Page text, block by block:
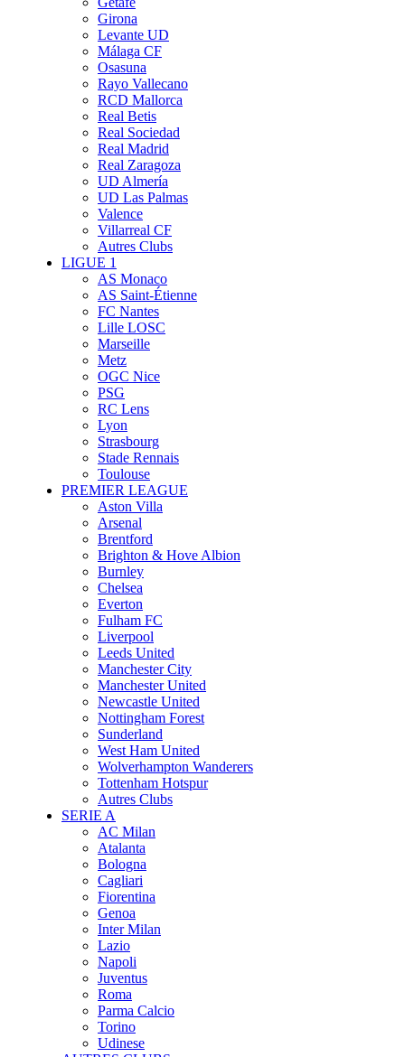
Girona
Levante UD
Málaga CF
Osasuna
Rayo Vallecano
RCD Mallorca
Real Betis
Real Sociedad
Real Madrid
Real Zaragoza
UD Almería
UD Las Palmas
Valence
Villarreal CF
Autres Clubs
LIGUE 1
AS Monaco
AS Saint-Étienne
FC Nantes
Lille LOSC
Marseille
Metz
OGC Nice
PSG
RC Lens
Lyon
Strasbourg
Stade Rennais
Toulouse
PREMIER LEAGUE
Aston Villa
Arsenal
Brentford
Brighton & Hove Albion
Burnley
Chelsea
Everton
Fulham FC
Liverpool
Leeds United
Manchester City
Manchester United
Newcastle United
Nottingham Forest
Sunderland
West Ham United
Wolverhampton Wanderers
Tottenham Hotspur
Autres Clubs
SERIE A
AC Milan
Atalanta
Bologna
Cagliari
Fiorentina
Genoa
Inter Milan
Lazio
Napoli
Juventus
Roma
Parma Calcio
Torino
Udinese